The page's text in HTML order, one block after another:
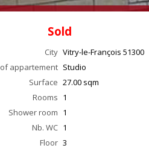
Sold
City Vitry-le-François 51300
appartement Studio
Surface 27.00 sqm
Rooms 1
Shower room 1
Nb. WC 1
Floor 3